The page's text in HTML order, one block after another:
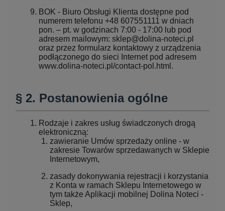
BOK - Biuro Obsługi Klienta dostępne pod
numerem telefonu +48 607551111 w dniach
pon. – pt. w godzinach 7:00 - 17:00 lub pod
adresem mailowym: sklep@dolina-noteci.pl
oraz przez formularz kontaktowy z urządzenia
podłączonego do sieci Internet pod adresem
www.dolina-noteci.pl/contact-pol.html.
§ 2. Postanowienia ogólne
Rodzaje i zakres usług świadczonych drogą
elektroniczną:
zawieranie Umów sprzedaży online - w
zakresie Towarów sprzedawanych w Sklepie
Internetowym,
zasady dokonywania rejestracji i korzystania
z Konta w ramach Sklepu Internetowego w
tym także Aplikacji mobilnej Dolina Noteci -
Sklep,